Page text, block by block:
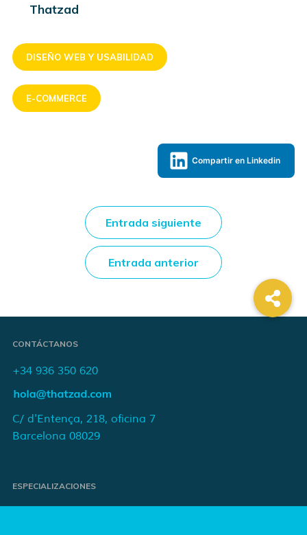
Thatzad
DISEÑO WEB Y USABILIDAD
E-COMMERCE
Compartir en Linkedin
Entrada anterior
Entrada siguiente
CONTÁCTANOS
+34 936 350 620
C/ d'Entença, 218, oficina 7
Barcelona 08029
ESPECIALIZACIONES